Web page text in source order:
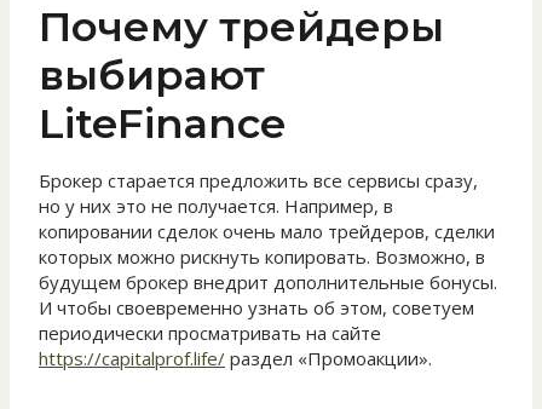
Почему трейдеры
выбирают
LiteFinance
Брокер старается предложить все сервисы сразу,
но у них это не получается. Например, в
копировании сделок очень мало трейдеров, сделки
которых можно рискнуть копировать. Возможно, в
будущем брокер внедрит дополнительные бонусы.
И чтобы своевременно узнать об этом, советуем
периодически просматривать на сайте
https://capitalprof.life/ раздел «Промоакции».